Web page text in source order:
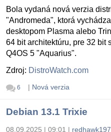
Bola vydaná nová verzia
"Andromeda", ktorá
desktopom Plasma alebo
64 bit architektúru, pre 32 bit
Q4OS 5 "Aquarius".
Zdroj: DistroWatch.com
6 | Nová verzia
Debian 13.1 Trixie
08.09.2025 | 09:01 |